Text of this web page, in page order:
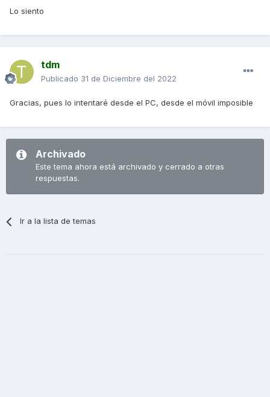
Lo siento
tdm
Publicado 31 de Diciembre del 2022
Gracias, pues lo intentaré desde el PC, desde el móvil imposible
Archivado
Este tema ahora está archivado y cerrado a otras
respuestas.
Ir a la lista de temas